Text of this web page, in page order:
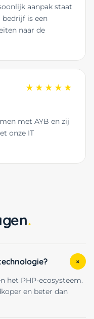
aanpak staat
bedrijf is een
naar de
★★★★★
met AYB en zij
onze IT
+
het PHP-ecosysteem.
en beter dan